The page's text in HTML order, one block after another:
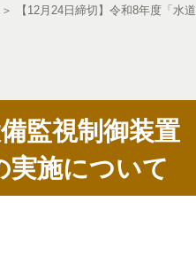
＞
【12月24日締切】令和8年度「水道
監視制御装置
実施について